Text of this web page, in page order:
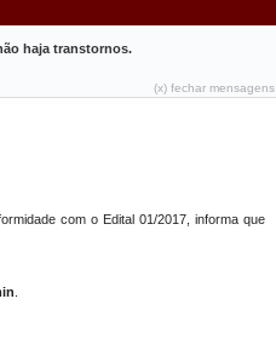
haja transtornos.
(x) fechar mensagens
com o Edital 01/2017, informa que